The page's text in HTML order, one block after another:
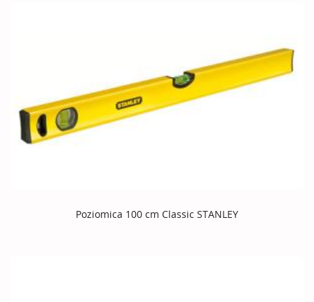
Poziomica 100 cm Classic STANLEY